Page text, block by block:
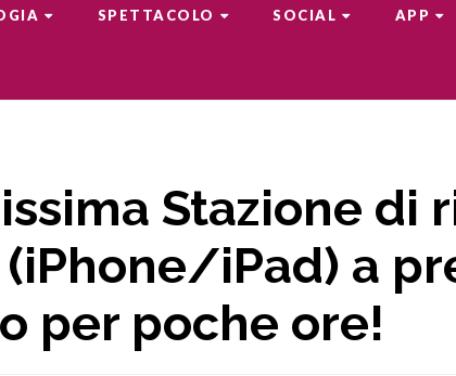
SPETTACOLO SOCIAL APP
Stazione di
iPad) a
per poche ore!